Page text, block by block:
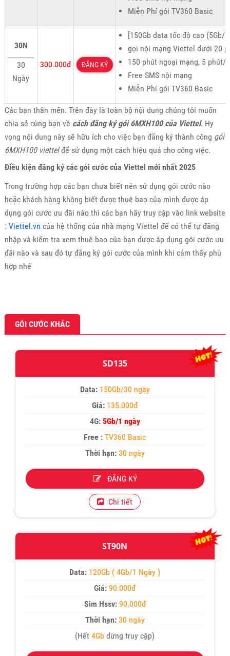
Miễn Phí gói TV360 Basic
30N
30
Ngày
300.000đ ĐĂNG KÝ
[150Gb data tốc độ cao (5Gb/
gọi nội mạng Viettel dưới 20
150 phút ngoại mạng, 5 phút/
Free SMS nội mạng
Miễn Phí gói TV360 Basic
Các bạn thân mến. Trên đây là toàn bộ nội dung chúng tôi muốn
chia sẻ cùng bạn về cách đăng ký gói 6MXH100 của Viettel. Hy
vọng nội dung này sẽ hữu ích cho việc bạn đăng ký thành công gói
6MXH100 viettelđể sử dụng một cách hiệu quả cho công việc.
Điều kiện đăng ký các gói cước của Viettel mới nhất 2025
Trong trường hợp các bạn chưa biết nên sử dụng gói cước nào
hoặc khách hàng không biết được thuê bao của mình được áp
dụng gói cước ưu đãi nào thì các bạn hãy truy cập vào link website
: Viettel.vn của hệ thống của nhà mạng Viettel để có thể tự đăng
nhập và kiểm tra xem thuê bao của bạn được áp dụng gói cước ưu
đãi nào và sau đó tự đăng ký gói cước của mình khi cảm thấy phù
hợp nhé
GÓI CƯỚC KHÁC
SD135
Data: 150Gb/30 ngày
Giá: 135.000đ
4G: 5Gb/1 ngày
Free :TV360 Basic
Thời hạn:30 ngày
ĐĂNG KÝ
Chi tiết
ST90N
Data: 120Gb ( 4Gb/1 Ngày )
Giá:90.000đ
Sim Hssv:90.000đ
Thời hạn:30 ngày
(Hết4Gb dừng truy cập)